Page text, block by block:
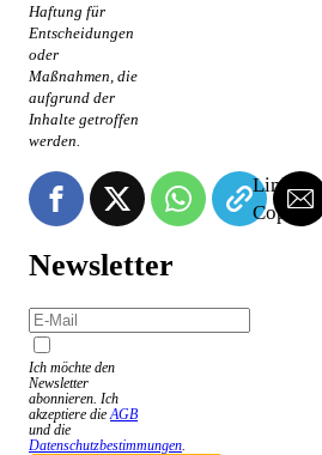
Haftung für
Entscheidungen
oder
Maßnahmen, die
aufgrund der
Inhalte getroffen
werden.
Link is
Copied!
Newsletter
Ich möchte den
Newsletter
abonnieren. Ich
akzeptiere dieAGB
und die
Datenschutzbestimmungen.